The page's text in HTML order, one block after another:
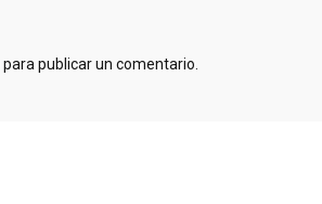
para publicar un comentario.